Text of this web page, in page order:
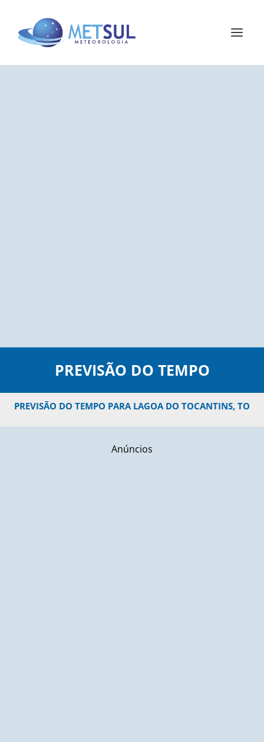
PREVISÃO DO TEMPO
PREVISÃO DO TEMPO PARA LAGOA DO TOCANTINS, TO
Anúncios